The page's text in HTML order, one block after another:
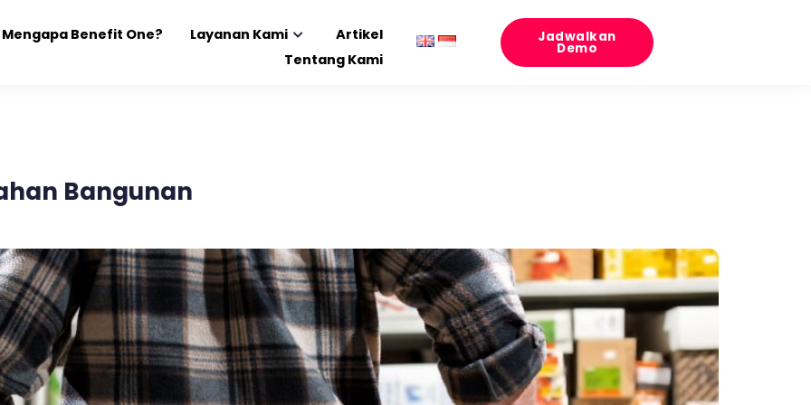
Mengapa Benefit One? Layanan Kami
Artikel
Tentang Kami
Jadwalkan
Demo
Bangunan